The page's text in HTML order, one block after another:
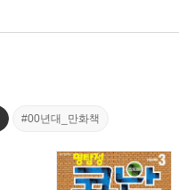
#00년대_만화책